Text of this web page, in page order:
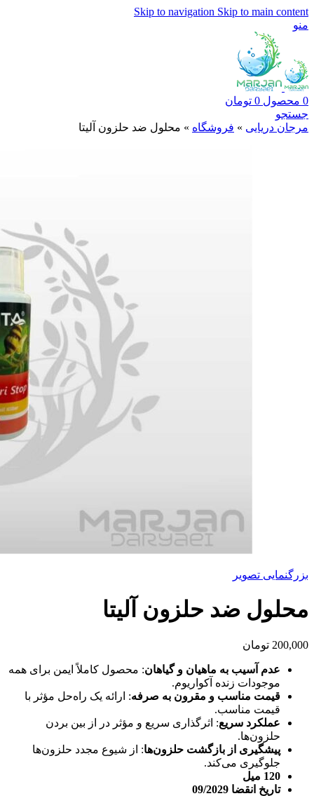
Skip to navigation Skip to main content
منو
0 محصول 0 تومان
جستجو
مرجان دریایی » فروشگاه » محلول ضد حلزون آلیتا
بزرگنمایی تصویر
محلول ضد حلزون آلیتا
200,000 تومان
عدم آسیب به ماهیان و گیاهان: محصول کاملاً ایمن برای همه
موجودات زنده آکواریوم.
قیمت مناسب و مقرون به صرفه: ارائه یک راه‌حل مؤثر با
قیمت مناسب.
عملکرد سریع: اثرگذاری سریع و مؤثر در از بین بردن
حلزون‌ها.
پیشگیری از بازگشت حلزون‌ها: از شیوع مجدد حلزون‌ها
جلوگیری می‌کند.
120 میل
تاریخ انقضا 09/2029